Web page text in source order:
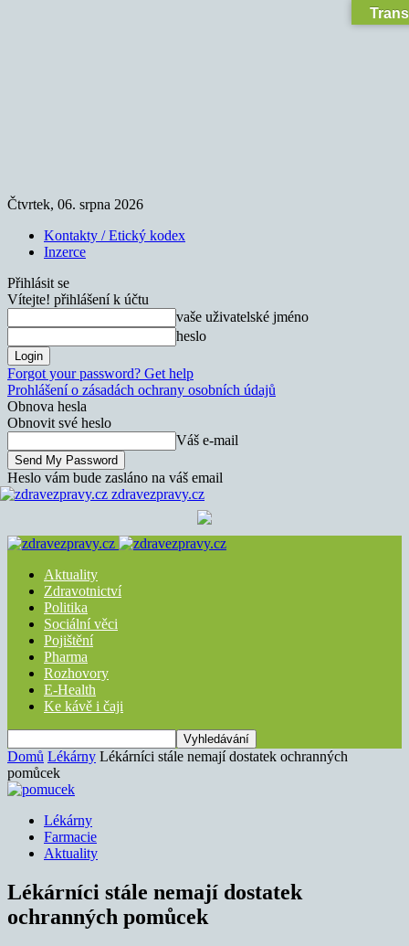
Čtvrtek, 06. srpna 2026
Kontakty / Etický kodex
Inzerce
Přihlásit se
Vítejte! přihlášení k účtu
vaše uživatelské jméno
heslo
Forgot your password? Get help
Prohlášení o zásadách ochrany osobních údajů
Obnova hesla
Obnovit své heslo
Váš e-mail
Heslo vám bude zasláno na váš email
zdravezpravy.cz
Aktuality
Zdravotnictví
Politika
Sociální věci
Pojištění
Pharma
Rozhovory
E-Health
Ke kávě i čaji
Domů Lékárny Lékárníci stále nemají dostatek ochranných
pomůcek
Lékárny
Farmacie
Aktuality
Lékárníci stále nemají dostatek
ochranných pomůcek